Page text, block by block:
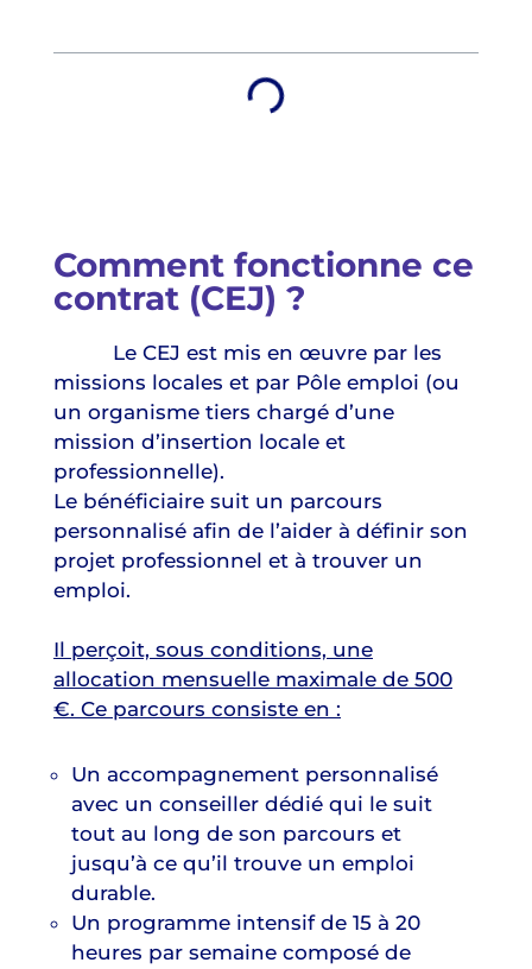
Comment fonctionne ce
contrat (CEJ) ?
Le CEJ est mis en œuvre par les
missions locales et par Pôle emploi (ou
un organisme tiers chargé d’une
mission d’insertion locale et
professionnelle).
Le bénéficiaire suit un parcours
personnalisé afin de l’aider à définir son
projet professionnel et à trouver un
emploi.
Il perçoit, sous conditions, une
allocation mensuelle maximale de 500
€. Ce parcours consiste en :
Un accompagnement personnalisé
avec un conseiller dédié qui le suit
tout au long de son parcours et
jusqu’à ce qu’il trouve un emploi
durable.
Un programme intensif de 15 à 20
heures par semaine composé de